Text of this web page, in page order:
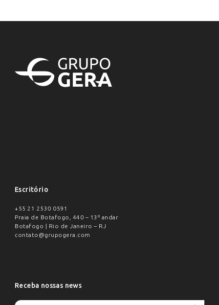
Escritório
+55 21 2530 0591
Praia de Botafogo, 440 – 13º andar
Botafogo | Rio de Janeiro – RJ
contato@grupogera.com
Receba nossas news